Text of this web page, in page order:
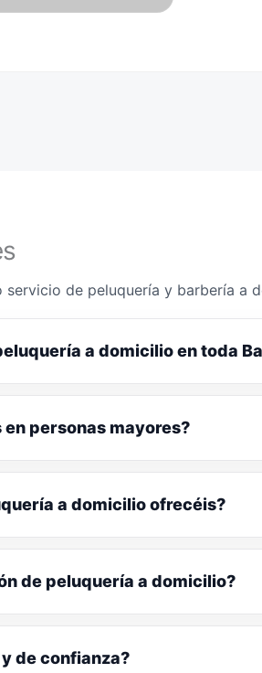
servicio de peluquería y barbería a
a domicilio en toda
personas mayores?
a domicilio ofrecéis?
de peluquería a domicilio?
de confianza?